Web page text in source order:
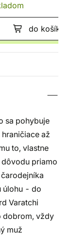
do košíka
sa pohybuje
až
to, vlastne
priamo
úlohu - do
Varatchi
dobrom, vždy
muž